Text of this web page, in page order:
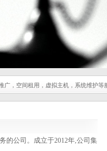
，空间租用，虚拟主机，系统维护等
的公司。成立于2012年,公司集